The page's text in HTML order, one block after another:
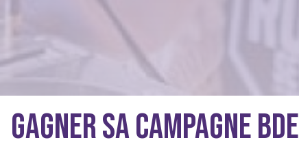
Gagner sa campagne BDE